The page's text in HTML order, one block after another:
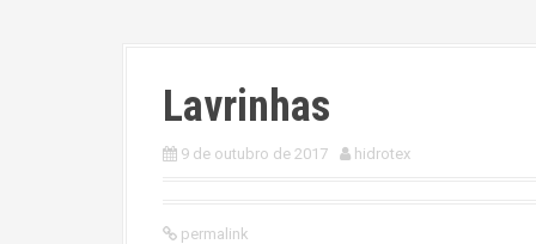
Lavrinhas
9 de outubro de 2017 hidrotex
permalink